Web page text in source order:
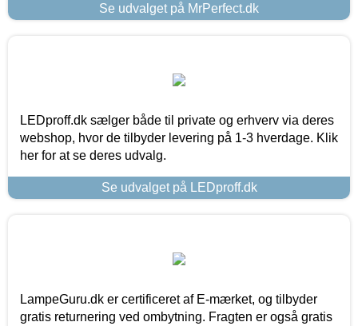
Se udvalget på MrPerfect.dk
LEDproff.dk sælger både til private og erhverv via deres
webshop, hvor de tilbyder levering på 1-3 hverdage. Klik
her for at se deres udvalg.
Se udvalget på LEDproff.dk
LampeGuru.dk er certificeret af E-mærket, og tilbyder
gratis returnering ved ombytning. Fragten er også gratis